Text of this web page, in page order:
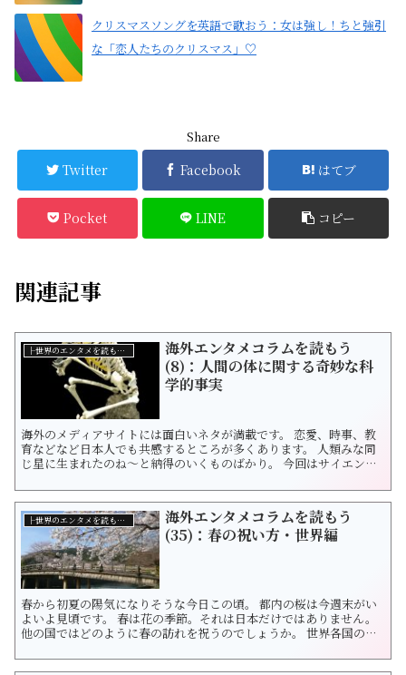
クリスマスソングを英語で歌おう：女は強し！ちと強引
な「恋人たちのクリスマス」♡
Share
Twitter Facebook はてブ
Pocket LINE コピー
関連記事
├世界のエンタメを読もう！
海外エンタメコラムを読もう
(8)：人間の体に関する奇妙な科
学的事実
海外のメディアサイトには面白いネタが満載です。 恋愛、時事、教
育などなど日本人でも共感するところが多くあります。 人類みな同
じ星に生まれたのね〜と納得のいくものばかり。 今回はサイエン
human body" 原文はこちら 1. Babies ar...
├世界のエンタメを読もう！
海外エンタメコラムを読もう
(35)：春の祝い方・世界編
春から初夏の陽気になりそうな今日この頃。 都内の桜は今週末がい
よいよ見頃です。 春は花の季節。それは日本だけではありません。
他の国ではどのように春の訪れを祝うのでしょうか。 世界各国の伝
To Celebrate Spring All Over The ...